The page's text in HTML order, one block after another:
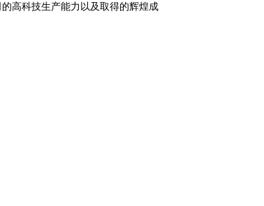
高科技生产能力以及取得的辉煌成